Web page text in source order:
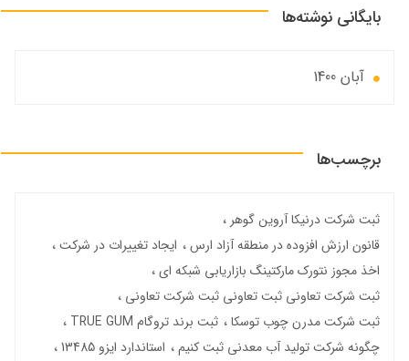
بایگانی نوشته‌ها
آبان 1400
برچسب‌ها
ثبت شرکت درنیکا آروین گوهر
قانون ارزش افزوده در منطقه آزاد ارس
ایجاد تغییرات در شرکت
اخذ مجوز نتورک مارکتینگ بازاریابی شبکه ای
ثبت شرکت تعاونی ثبت تعاونی ثبت شرکت تعاونی
ثبت شرکت مدرن چوب توسکا
ثبت برند تروگام TRUE GUM
چگونه شرکت تولید آب معدنی ثبت کنیم
استاندارد ایزو 13485